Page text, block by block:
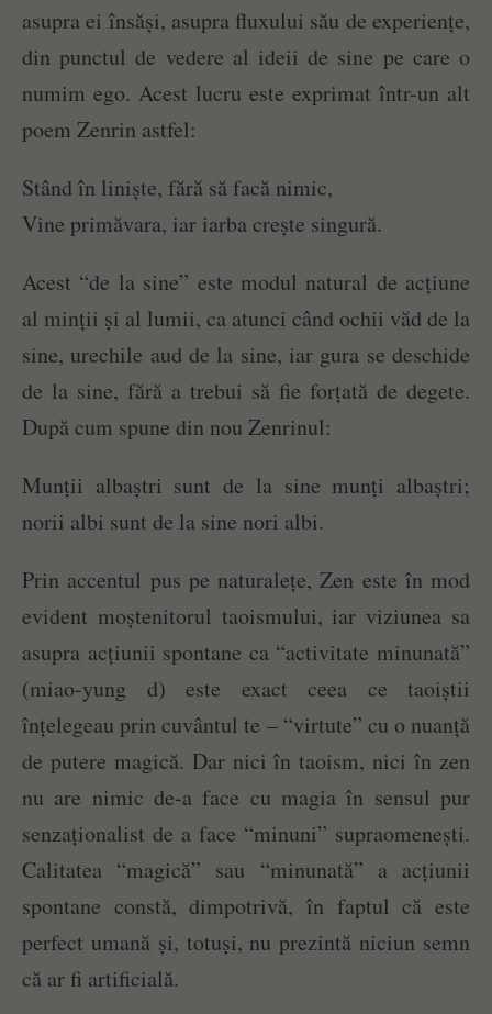
asupra ei însăși, asupra fluxului său de experiențe,
din punctul de vedere al ideii de sine pe care o
numim ego. Acest lucru este exprimat într-un alt
poem Zenrin astfel:
Stând în liniște, fără să facă nimic,
Vine primăvara, iar iarba crește singură.
Acest “de la sine” este modul natural de acțiune
al minții și al lumii, ca atunci când ochii văd de la
sine, urechile aud de la sine, iar gura se deschide
de la sine, fără a trebui să fie forțată de degete.
După cum spune din nou Zenrinul:
Munții albaștri sunt de la sine munți albaștri;
norii albi sunt de la sine nori albi.
Prin accentul pus pe naturalețe, Zen este în mod
evident moștenitorul taoismului, iar viziunea sa
asupra acțiunii spontane ca “activitate minunată”
(miao-yung d) este exact ceea ce taoiștii
înțelegeau prin cuvântul te – “virtute” cu o nuanță
de putere magică. Dar nici în taoism, nici în zen
nu are nimic de-a face cu magia în sensul pur
senzaționalist de a face “minuni” supraomenești.
Calitatea “magică” sau “minunată” a acțiunii
spontane constă, dimpotrivă, în faptul că este
perfect umană și, totuși, nu prezintă niciun semn
că ar fi artificială.